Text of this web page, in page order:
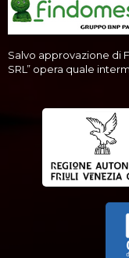
Salvo approvazione di
SRL” opera quale